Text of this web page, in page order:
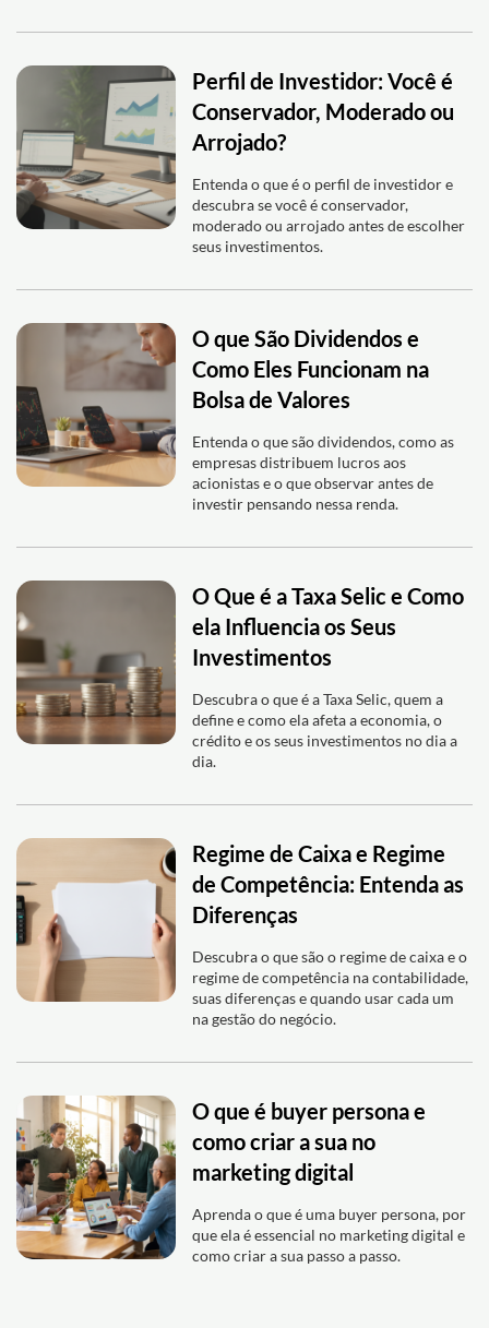
Perfil de Investidor: Você é
Conservador, Moderado ou
Arrojado?
Entenda o que é o perfil de investidor e
descubra se você é conservador,
moderado ou arrojado antes de escolher
seus investimentos.
O que São Dividendos e
Como Eles Funcionam na
Bolsa de Valores
Entenda o que são dividendos, como as
empresas distribuem lucros aos
acionistas e o que observar antes de
investir pensando nessa renda.
O Que é a Taxa Selic e Como
ela Influencia os Seus
Investimentos
Descubra o que é a Taxa Selic, quem a
define e como ela afeta a economia, o
crédito e os seus investimentos no dia a
dia.
Regime de Caixa e Regime
de Competência: Entenda as
Diferenças
Descubra o que são o regime de caixa e o
regime de competência na contabilidade,
suas diferenças e quando usar cada um
na gestão do negócio.
O que é buyer persona e
como criar a sua no
marketing digital
Aprenda o que é uma buyer persona, por
que ela é essencial no marketing digital e
como criar a sua passo a passo.